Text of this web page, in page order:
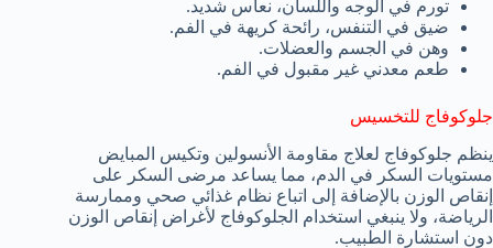
تورم في الوجه واللسان، نعاس شديد.
ضيق في التنفس، رائحة كريهة في الفم.
وهن في الجسم والعضلات.
طعم معدني غير مقبول في الفم.
جلوكوفاج للتخسيس
ينظم جلوكوفاج لعلاج مقاومة الأنسولين وتكيس المبايض
مستويات السكر في الدم، مما يساعد مرضى السكر على
إنقاص الوزن بالإضافة إلى اتباع نظام غذائي صحي وممارسة
الرياضة، ولا ينبغي استخدام الجلوكوفاج لأغراض إنقاص الوزن
دون استشارة الطبيب.